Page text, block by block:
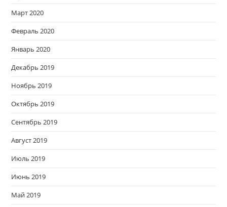
Март 2020
Февраль 2020
Январь 2020
Декабрь 2019
Ноябрь 2019
Октябрь 2019
Сентябрь 2019
Август 2019
Июль 2019
Июнь 2019
Май 2019